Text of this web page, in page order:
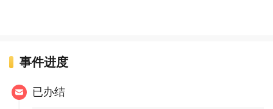
事件进度
已办结